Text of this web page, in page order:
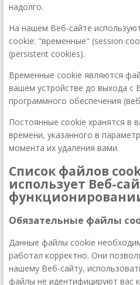
надолго.
На нашем Веб-сайте
cookie: "временные" (session
(persistent cookies).
Временные cookie являются
вашем устройстве до выхода с
программного обеспечения
Постоянные cookie хранятся в
времени, указанного в
момента их удаления вами.
Список файлов
использует Веб-
Обязательные файлы
Данные файлы cookie
работал корректно. Они
нашему Веб-сайту,
файлы не идентифицируют вас